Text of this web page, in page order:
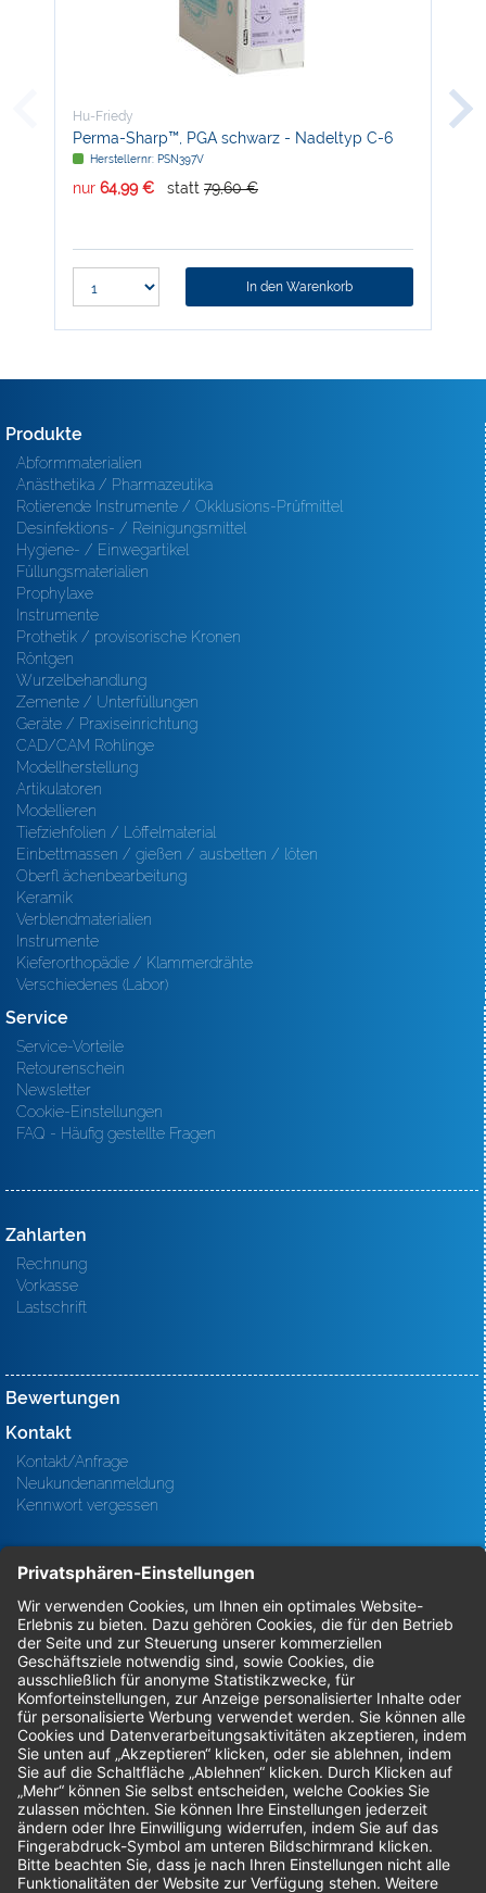
Hu-Friedy
Perma-Sharp™, PGA schwarz - Nadeltyp C-6
Herstellernr: PSN397V
nur 64,99 € statt 79,60 €
In den Warenkorb
Produkte
Abformmaterialien
Anästhetika / Pharmazeutika
Rotierende Instrumente / Okklusions-Prüfmittel
Desinfektions- / Reinigungsmittel
Hygiene- / Einwegartikel
Füllungsmaterialien
Prophylaxe
Instrumente
Prothetik / provisorische Kronen
Röntgen
Wurzelbehandlung
Zemente / Unterfüllungen
Geräte / Praxiseinrichtung
CAD/CAM Rohlinge
Modellherstellung
Artikulatoren
Modellieren
Tiefziehfolien / Löffelmaterial
Einbettmassen / gießen / ausbetten / löten
Oberfl ächenbearbeitung
Keramik
Verblendmaterialien
Instrumente
Kieferorthopädie / Klammerdrähte
Verschiedenes (Labor)
Service
Service-Vorteile
Retourenschein
Newsletter
Cookie-Einstellungen
FAQ - Häufig gestellte Fragen
Zahlarten
Rechnung
Vorkasse
Lastschrift
Bewertungen
Kontakt
Kontakt/Anfrage
Neukundenanmeldung
Kennwort vergessen
Bestellungen
Sendung verfolgen
Geprüfter Shop